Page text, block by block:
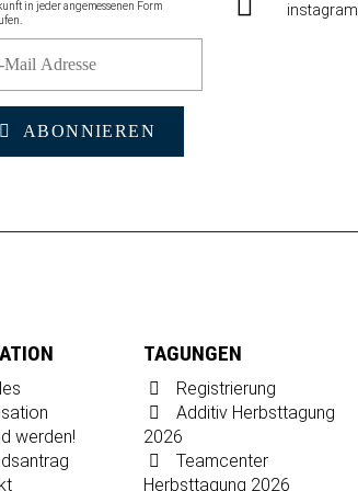
in jeder angemessenen Form
ABONNIEREN
instagram
werden!
TAGUNGEN
Registrierung
Additiv Herbsttagung
2026
Teamcenter
Herbsttagung 2026